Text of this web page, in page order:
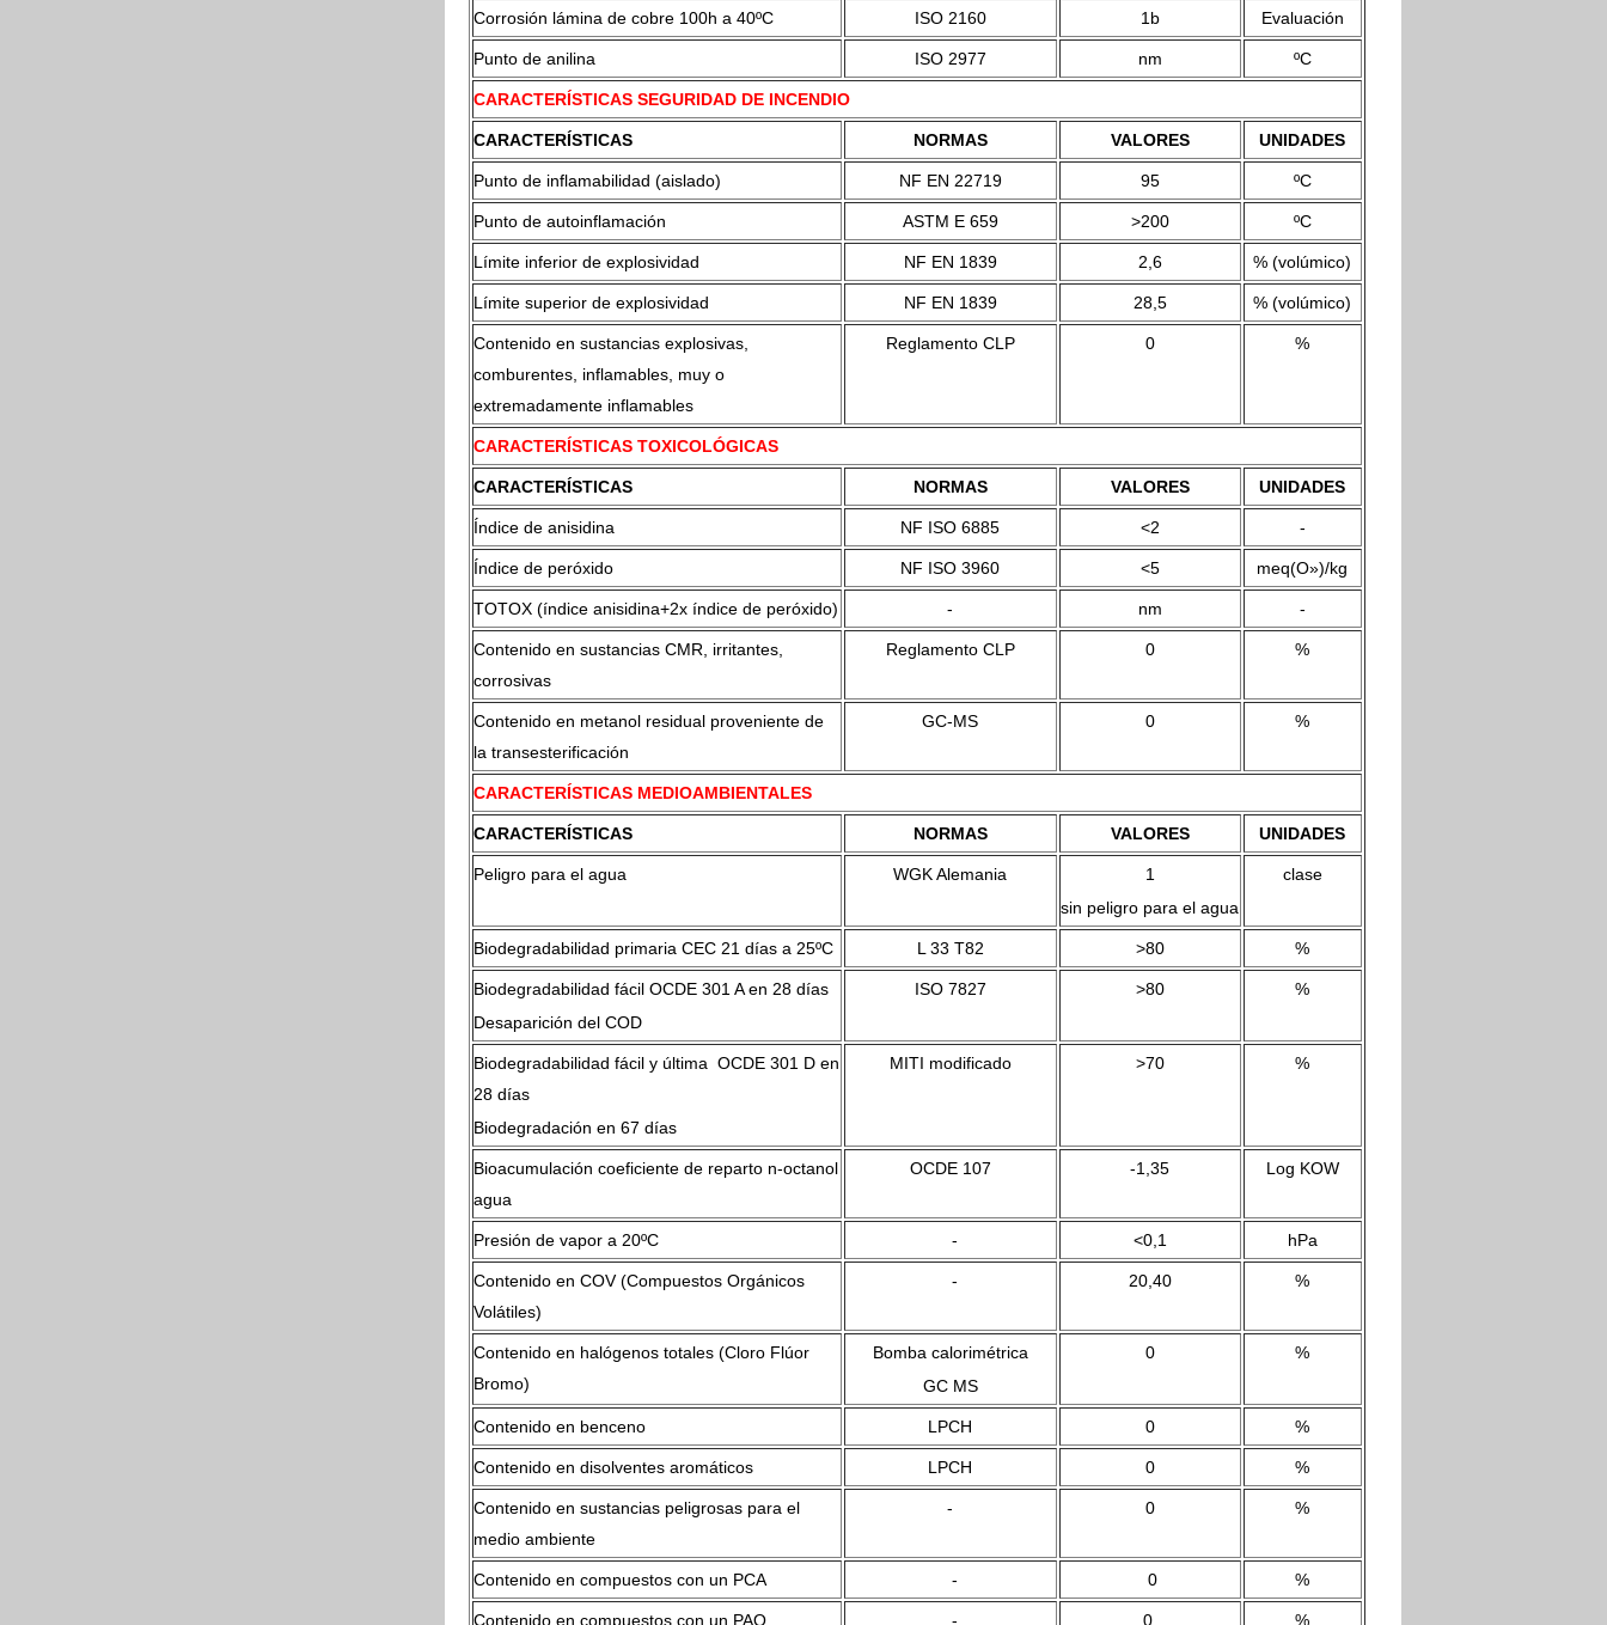
Corrosión lámina de cobre 100h a 40ºC ISO 2160 1b Evaluación
Punto de anilina ISO 2977 nm ºC
CARACTERÍSTICAS SEGURIDAD DE INCENDIO
CARACTERÍSTICAS NORMAS VALORES UNIDADES
Punto de inflamabilidad (aislado) NF EN 22719 95 ºC
Punto de autoinflamación ASTM E 659 >200 ºC
Límite inferior de explosividad NF EN 1839 2,6 % (volúmico)
Límite superior de explosividad NF EN 1839 28,5 % (volúmico)
Contenido en sustancias explosivas,
comburentes, inflamables, muy o
extremadamente inflamables
Reglamento CLP 0 %
CARACTERÍSTICAS TOXICOLÓGICAS
CARACTERÍSTICAS NORMAS VALORES UNIDADES
Índice de anisidina NF ISO 6885 <2 -
Índice de peróxido NF ISO 3960 <5 meq(O»)/kg
TOTOX (índice anisidina+2x índice de peróxido) - nm -
Contenido en sustancias CMR, irritantes,
corrosivas
Reglamento CLP 0 %
Contenido en metanol residual proveniente de
la transesterificación
GC-MS 0 %
CARACTERÍSTICAS MEDIOAMBIENTALES
CARACTERÍSTICAS NORMAS VALORES UNIDADES
Peligro para el agua WGK Alemania
1
sin peligro para el agua
clase
Biodegradabilidad primaria CEC 21 días a 25ºC L 33 T82 >80 %
Biodegradabilidad fácil OCDE 301 A en 28 días
Desaparición del COD
ISO 7827 >80 %
Biodegradabilidad fácil y última OCDE 301 D en
28 días
Biodegradación en 67 días
MITI modificado >70 %
Bioacumulación coeficiente de reparto n-octanol
agua
OCDE 107 -1,35 Log KOW
Presión de vapor a 20ºC - <0,1 hPa
Contenido en COV (Compuestos Orgánicos
Volátiles)
- 20,40 %
Contenido en halógenos totales (Cloro Flúor
Bromo)
Bomba calorimétrica
GC MS
0 %
Contenido en benceno LPCH 0 %
Contenido en disolventes aromáticos LPCH 0 %
Contenido en sustancias peligrosas para el
medio ambiente
- 0 %
Contenido en compuestos con un PCA - 0 %
Contenido en compuestos con un PAO - 0 %